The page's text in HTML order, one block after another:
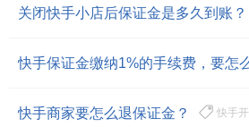
关闭快手小店后保证金是多久到账？
快手保证金缴纳1%的手续费，要怎
快手商家要怎么退保证金？ 快手